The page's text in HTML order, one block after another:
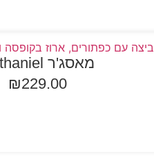
מאסג'ר Nathaniel
₪229.00